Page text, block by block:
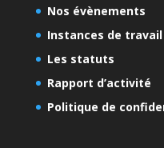
Nos évènements
Instances de travail
Les statuts
Rapport d’activité
Politique de